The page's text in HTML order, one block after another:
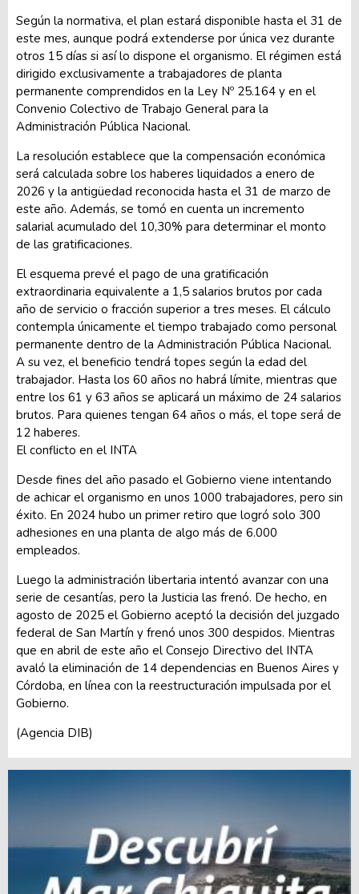
Según la normativa, el plan estará disponible hasta el 31 de
este mes, aunque podrá extenderse por única vez durante
otros 15 días si así lo dispone el organismo. El régimen está
dirigido exclusivamente a trabajadores de planta
permanente comprendidos en la Ley Nº 25.164 y en el
Convenio Colectivo de Trabajo General para la
Administración Pública Nacional.
La resolución establece que la compensación económica
será calculada sobre los haberes liquidados a enero de
2026 y la antigüedad reconocida hasta el 31 de marzo de
este año. Además, se tomó en cuenta un incremento
salarial acumulado del 10,30% para determinar el monto
de las gratificaciones.
El esquema prevé el pago de una gratificación
extraordinaria equivalente a 1,5 salarios brutos por cada
año de servicio o fracción superior a tres meses. El cálculo
contempla únicamente el tiempo trabajado como personal
permanente dentro de la Administración Pública Nacional.
A su vez, el beneficio tendrá topes según la edad del
trabajador. Hasta los 60 años no habrá límite, mientras que
entre los 61 y 63 años se aplicará un máximo de 24 salarios
brutos. Para quienes tengan 64 años o más, el tope será de
12 haberes.
El conflicto en el INTA
Desde fines del año pasado el Gobierno viene intentando
de achicar el organismo en unos 1000 trabajadores, pero sin
éxito. En 2024 hubo un primer retiro que logró solo 300
adhesiones en una planta de algo más de 6.000
empleados.
Luego la administración libertaria intentó avanzar con una
serie de cesantías, pero la Justicia las frenó. De hecho, en
agosto de 2025 el Gobierno aceptó la decisión del juzgado
federal de San Martín y frenó unos 300 despidos. Mientras
que en abril de este año el Consejo Directivo del INTA
avaló la eliminación de 14 dependencias en Buenos Aires y
Córdoba, en línea con la reestructuración impulsada por el
Gobierno.
(Agencia DIB)